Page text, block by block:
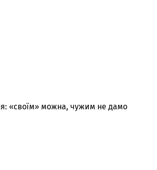
«своїм» можна, чужим не дамо